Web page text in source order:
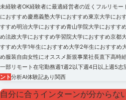
未経験者OK経験者に最適経営者の近く フルリモー
におすすめ慶應義塾大学におすすめ東京大学にお
すすめ明治大学におすすめ青山学院大学におすす
め法政大学におすすめ学習院大学におすすめ京都
すすめ大学1年生におすすめ大学2年生におすすめ
め服装自由女性にオススメ新規事業社長直下高時
一部リモート在宅勤務週1週2以下週4日以上週5志
ント分析AI体験記あり関西
自分に合うインターンが分からな